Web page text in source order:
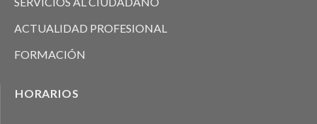
ACTUALIDAD PROFESIONAL
FORMACIÓN
HORARIOS